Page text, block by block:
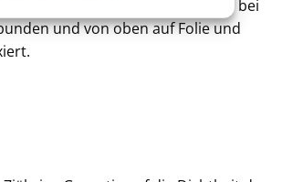
länger unauffällig, als bei
und von oben auf Folie und